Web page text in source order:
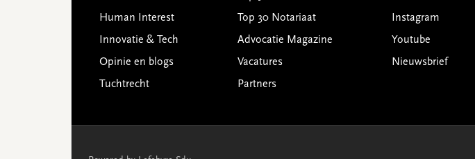
Human Interest
Innovatie & Tech
Opinie en blogs
Tuchtrecht
Top 30 Notariaat
Advocatie Magazine
Vacatures
Partners
Instagram
Youtube
Nieuwsbrief